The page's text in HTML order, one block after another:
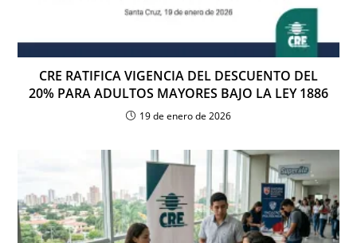
CRE RATIFICA VIGENCIA DEL DESCUENTO DEL
20% PARA ADULTOS MAYORES BAJO LA LEY 1886
19 de enero de 2026